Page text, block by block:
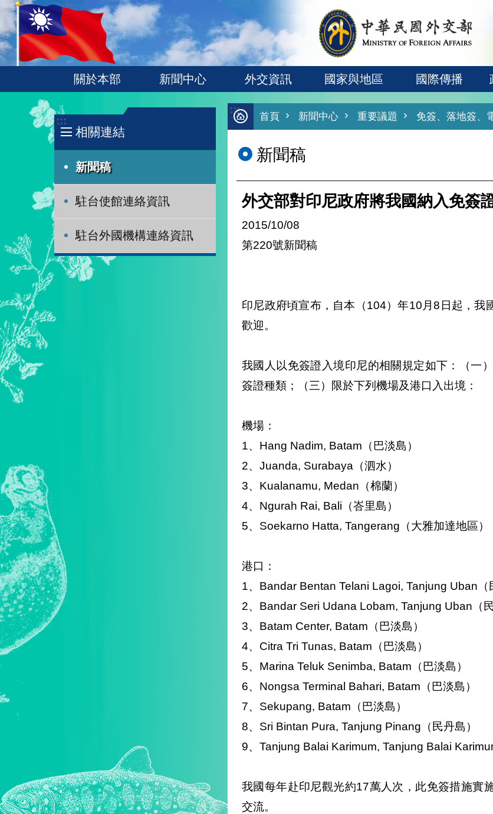
跳到主要內容區塊
:::
關於本部 新聞中心 外交資訊 國家與地區 國際傳播
:::
相關連結
新聞稿
駐台使館連絡資訊
駐台外國機構連絡資訊
:::
首頁 新聞中心 重要議題 免簽、落地簽、
新聞稿
外交部對印尼政府將我國納入免簽
2015/10/08
第220號新聞稿
印尼政府頃宣布，自本（104）年10月8日起，
歡迎。
我國人以免簽證入境印尼的相關規定如下：（一
簽證種類；（三）限於下列機場及港口入出境：
機場：
1、Hang Nadim, Batam（巴淡島）
2、Juanda, Surabaya（泗水）
3、Kualanamu, Medan（棉蘭）
4、Ngurah Rai, Bali（峇里島）
5、Soekarno Hatta, Tangerang（大雅加達地區）
港口：
1、Bandar Bentan Telani Lagoi, Tanjung Uban（
2、Bandar Seri Udana Lobam, Tanjung Uban（民
3、Batam Center, Batam（巴淡島）
4、Citra Tri Tunas, Batam（巴淡島）
5、Marina Teluk Senimba, Batam（巴淡島）
6、Nongsa Terminal Bahari, Batam（巴淡島）
7、Sekupang, Batam（巴淡島）
8、Sri Bintan Pura, Tanjung Pinang（民丹島）
9、Tanjung Balai Karimum, Tanjung Balai
我國每年赴印尼觀光約17萬人次，此免簽措施實
交流。